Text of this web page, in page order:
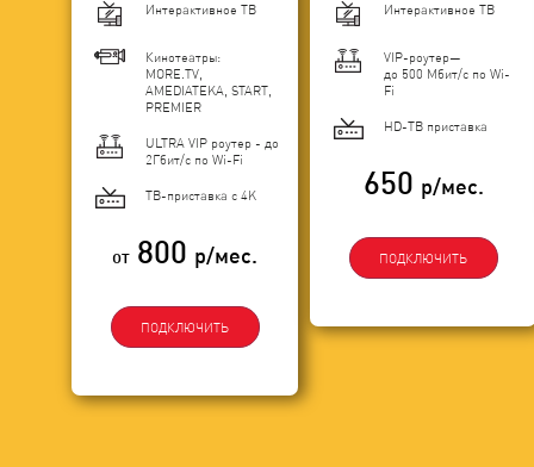
Интерактивное ТВ
Кинотеатры:
MORE.TV,
AMEDIATEKA, START,
PREMIER
ULTRA VIP роутер - до
2Гбит/c по Wi-Fi
ТВ-приставка с 4K
от 800 р/мес.
ПОДКЛЮЧИТЬ
Интерактивное ТВ
VIP-роутер—
до 500 Мбит/с по Wi-
Fi
HD-ТВ приставка
650 р/мес.
ПОДКЛЮЧИТЬ